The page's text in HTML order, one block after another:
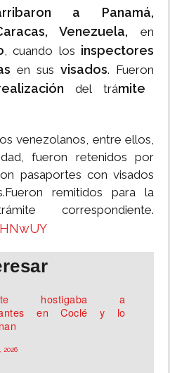
a Panamá,
Venezuela, en
, cuando los inspectores
en sus visados. Fueron
del trámite
venezolanos, entre ellos,
fueron retenidos por
pasaportes con visados
remitidos para la
correspondiente.
hostigaba a
en Coclé y lo
2026